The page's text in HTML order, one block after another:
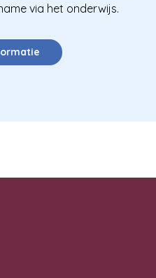
via het onderwijs.